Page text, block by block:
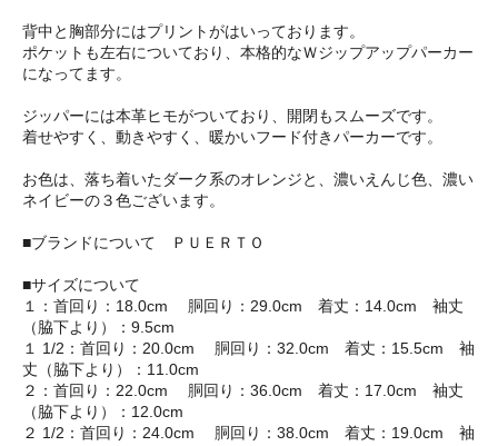
背中と胸部分にはプリントがはいっております。
ポケットも左右についており、本格的なＷジップアップパーカー
になってます。
ジッパーには本革ヒモがついており、開閉もスムーズです。
着せやすく、動きやすく、暖かいフード付きパーカーです。
お色は、落ち着いたダーク系のオレンジと、濃いえんじ色、濃い
ネイビーの３色ございます。
■ブランドについて ＰＵＥＲＴＯ
■サイズについて
１：首回り：18.0cm 胴回り：29.0cm 着丈：14.0cm 袖丈
（脇下より）：9.5cm
１ 1/2：首回り：20.0cm 胴回り：32.0cm 着丈：15.5cm 袖
丈（脇下より）：11.0cm
２：首回り：22.0cm 胴回り：36.0cm 着丈：17.0cm 袖丈
（脇下より）：12.0cm
２ 1/2：首回り：24.0cm 胴回り：38.0cm 着丈：19.0cm 袖